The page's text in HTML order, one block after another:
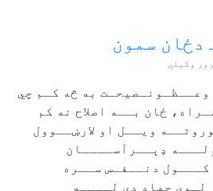
دځان سمون
وکیلي
وعــظـونـصیحـت به څه کـم چي
ځان بــه اصلاح نه کم
ویــل او لارښــوول
ډېــرآســــان
دنــفـس ســره
لـوی جهاد دی لــــه